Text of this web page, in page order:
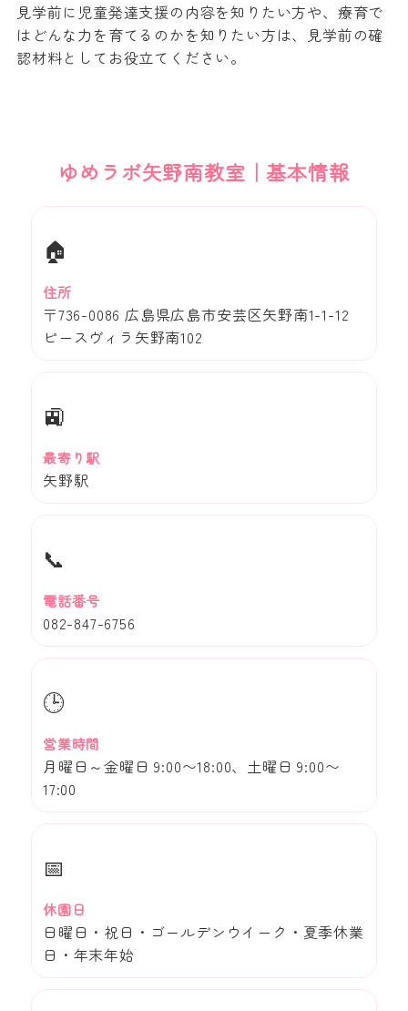
見学前に児童発達支援の内容を知りたい方や、療育で
はどんな力を育てるのかを知りたい方は、見学前の確
認材料としてお役立てください。
ゆめラボ矢野南教室｜基本情報
🏠
住所
〒736-0086 広島県広島市安芸区矢野南1-1-12
ピースヴィラ矢野南102
🚉
最寄り駅
矢野駅
📞
電話番号
082-847-6756
🕒
営業時間
月曜日～金曜日 9:00〜18:00、土曜日 9:00〜
17:00
📅
休園日
日曜日・祝日・ゴールデンウイーク・夏季休業
日・年末年始